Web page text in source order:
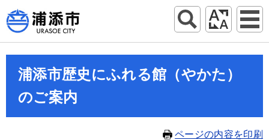
浦添市歴史にふれる館（やかた）
のご案内
ページの内容を印刷